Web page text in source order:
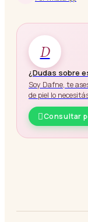
D
¿Dudas sobre
Soy Dafne, te
de piel lo
Consultar